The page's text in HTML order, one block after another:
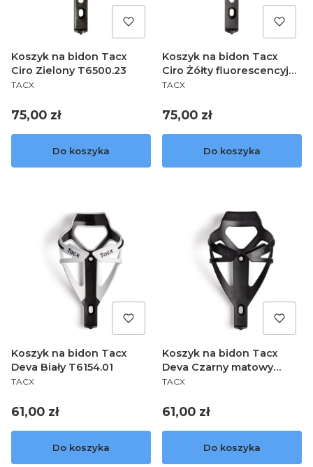
Koszyk na bidon Tacx
Ciro Zielony T6500.23
PRODUCENT
TACX
Cena
75,00 zł
Do koszyka
Koszyk na bidon Tacx
Ciro Żółty fluorescencyjny
matowy T6500.31
PRODUCENT
TACX
Cena
75,00 zł
Do koszyka
Koszyk na bidon Tacx
Deva Biały T6154.01
PRODUCENT
TACX
Cena
61,00 zł
Do koszyka
Koszyk na bidon Tacx
Deva Czarny matowy
T6154.19
PRODUCENT
TACX
Cena
61,00 zł
Do koszyka